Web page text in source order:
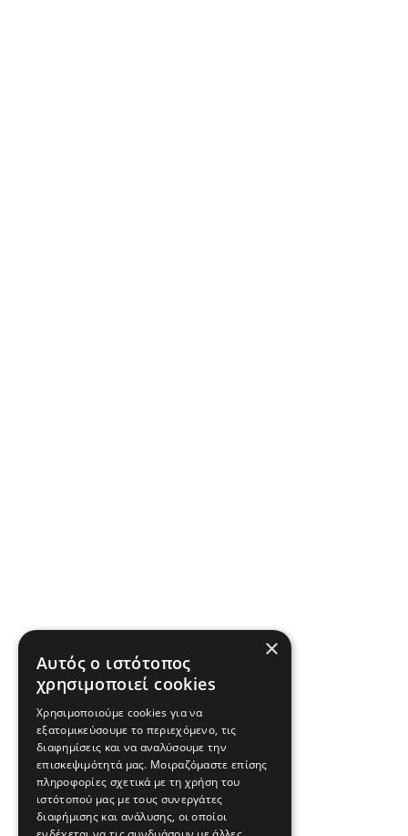
×
Αυτός ο ιστότοπος
χρησιμοποιεί cookies
Χρησιμοποιούμε cookies για να
εξατομικεύσουμε το περιεχόμενο, τις
διαφημίσεις και να αναλύσουμε την
επισκεψιμότητά μας. Μοιραζόμαστε επίσης
πληροφορίες σχετικά με τη χρήση του
ιστότοπού μας με τους συνεργάτες
διαφήμισης και ανάλυσης, οι οποίοι